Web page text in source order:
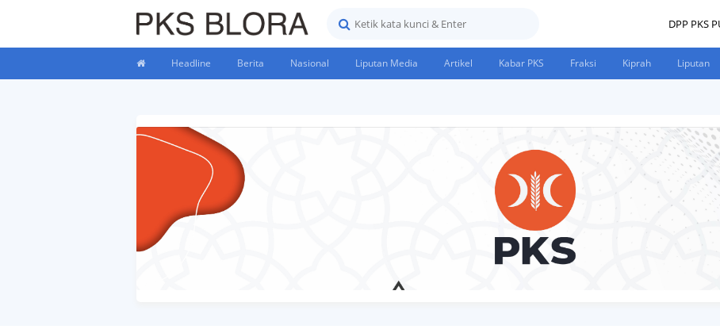
DPP PKS
Premium
Headline Berita Nasional Liputan Media Artikel Kabar PKS Fraksi Kiprah Liputan